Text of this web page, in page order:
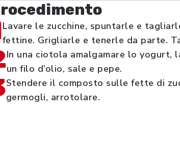
Lavare le zucchine, spuntarle e
fettine. Grigliarle e tenerle da parte.
In una ciotola amalgamare lo yogurt,
un filo d’olio, sale e pepe.
Stendere il composto sulle fette di
germogli, arrotolare.